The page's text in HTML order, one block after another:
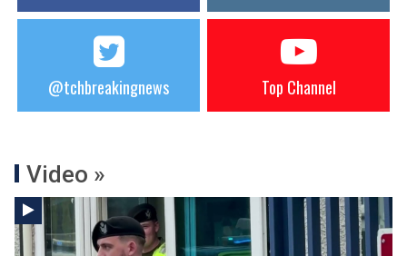
@tchbreakingnews Top Channel
Video »